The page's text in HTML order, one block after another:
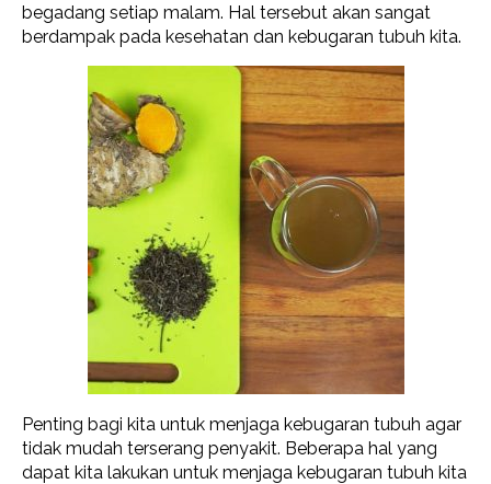
begadang setiap malam. Hal tersebut akan sangat
berdampak pada kesehatan dan kebugaran tubuh kita.
Penting bagi kita untuk menjaga kebugaran tubuh agar
tidak mudah terserang penyakit. Beberapa hal yang
dapat kita lakukan untuk menjaga kebugaran tubuh kita